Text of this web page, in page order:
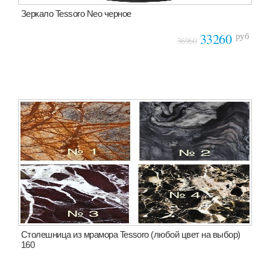
Зеркало Tessoro Neo черное
3696033260 руб
Столешница из мрамора Tessoro (любой цвет на выбор)
160